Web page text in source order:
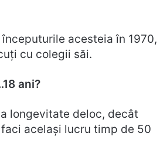
acesteia în 1970,
cu colegii săi.
ani?
longevitate deloc, decât
același lucru timp de 50